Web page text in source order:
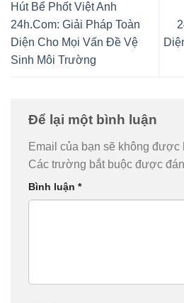
Hút Bể Phốt Việt Anh
24h.Com: Giải Pháp Toàn
Diện Cho Mọi Vấn Đề Vệ
Sinh Môi Trường
Để lại một bình luận
Email của bạn sẽ không được
Các trường bắt buộc được
Bình luận *